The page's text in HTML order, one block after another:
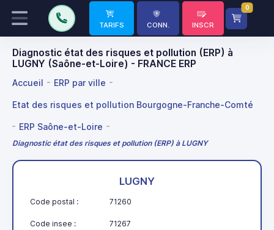
TARIFS CONN. INSCR
0
Diagnostic état des risques et pollution (ERP) à
LUGNY (Saône-et-Loire) - FRANCE ERP
Accueil ERP par ville
Etat des risques et pollution Bourgogne-Franche-Comté
ERP Saône-et-Loire
Diagnostic état des risques et pollution (ERP) à LUGNY
LUGNY
Code postal : 71260
Code insee : 71267